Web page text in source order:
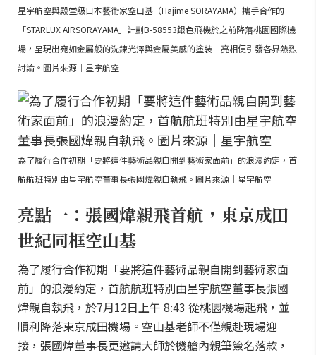
星宇航空與殿堂級日本藝術家空山基（Hajime SORAYAMA）攜手合作的
「STARLUX AIRSORAYAMA」計劃B-58553銀色飛機於之前降落桃園國際機
場，呈現出宛如金屬般的洗鍊光澤與金屬美感的塗裝一亮相便引發各界熱烈
討論。圖片來源｜星宇航空
為了履行合作初期「要將這件藝術品親自開到藝術家面前」的浪漫約定，首
航航班特別由星宇航空董事長張國煒親自執飛。圖片來源｜星宇航空
亮點一：張國煒親飛首航，東京成田
世紀同框空山基
為了履行合作初期「要將這件藝術品親自開到藝術家面
前」的浪漫約定，首航航班特別由星宇航空董事長張國
煒親自執飛，於7月12日上午 8:43 從桃園機場起飛，並
順利降落東京成田機場。空山基老師不僅親赴現場迎
接，張國煒董事長更邀請大師於機艙內親筆簽名落款，